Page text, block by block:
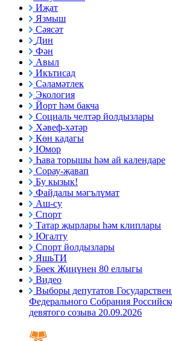
Иҗат
Язмыш
Сәясәт
Дин
Фән
Авыл
Икътисад
Сәламәтлек
Экология
Йорт һәм бакча
Социаль челтәр йолдызлары
Хәвеф-хәтәр
Көн кадагы
Юмор
Һава торышы һәм ай календаре
Сорау-җавап
Бу кызык!
Файдалы мәгълүмат
Аш-су
Спорт
Татар җырлары һәм клиплары
Югалту
Спорт йолдызлары
ЯшьТИ
Бөек Җиңүнең 80 еллыгы
Видео
Выборы депутатов
Федерального Собрания
девятого созыва 20.09.2026